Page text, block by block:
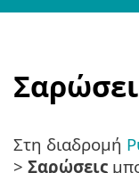
Στη διαδρομή
> Σαρώσεις